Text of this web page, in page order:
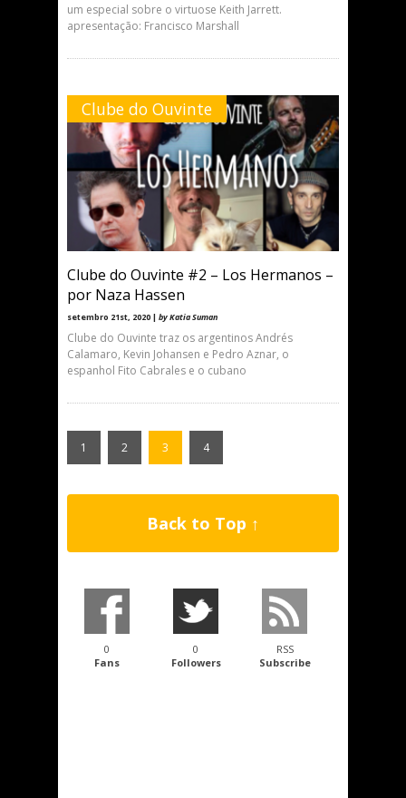
um especial sobre o virtuose Keith Jarrett.
apresentação: Francisco Marshall
Clube do Ouvinte
Clube do Ouvinte #2 – Los Hermanos –
por Naza Hassen
setembro 21st, 2020 | by Katia Suman
Clube do Ouvinte traz os argentinos Andrés
Calamaro, Kevin Johansen e Pedro Aznar, o
espanhol Fito Cabrales e o cubano
1 2 3 4
Back to Top ↑
0
Fans
0
Followers
RSS
Subscribe